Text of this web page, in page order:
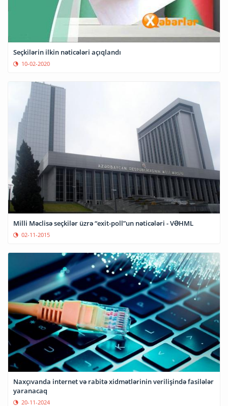
Seçkilərin ilkin nəticələri açıqlandı
10-02-2020
Milli Məclisə seçkilər üzrə “exit-poll”un nəticələri - VƏHML
02-11-2015
Naxçıvanda internet və rabitə xidmətlərinin verilişində fasilələr
yaranacaq
20-11-2024